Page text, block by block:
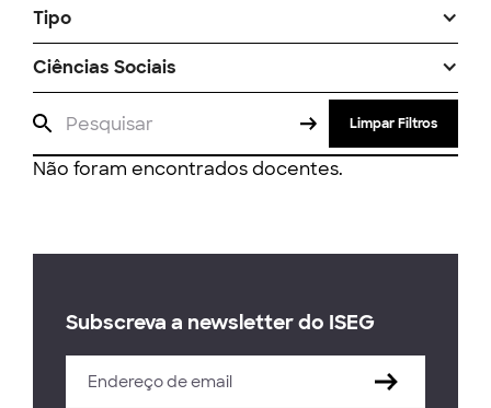
Tipo
Ciências Sociais
Limpar Filtros
Não foram encontrados docentes.
Subscreva a newsletter do ISEG